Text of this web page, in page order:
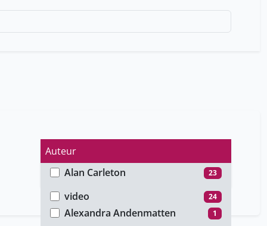
Auteur
Alan Carleton
23
Alessia Charvet 1
Alexandra Andenmatten 1
Type de média
video
24